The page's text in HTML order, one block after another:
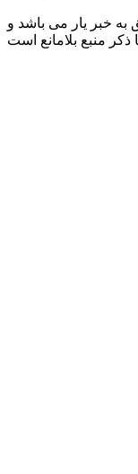
خبر یار می باشد و